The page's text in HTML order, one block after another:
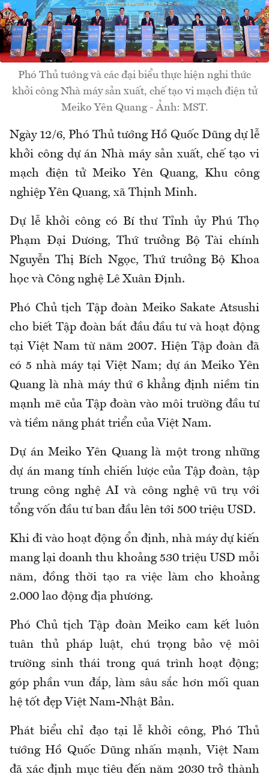
Phó Thủ tướng và các đại biểu thực hiện nghi thức
khởi công Nhà máy sản xuất, chế tạo vi mạch điện tử
Meiko Yên Quang - Ảnh: MST.
Ngày 12/6, Phó Thủ tướng Hồ Quốc Dũng dự lễ
khởi công dự án Nhà máy sản xuất, chế tạo vi
mạch điện tử Meiko Yên Quang, Khu công
nghiệp Yên Quang, xã Thịnh Minh.
Dự lễ khởi công có Bí thư Tỉnh ủy Phú Thọ
Phạm Đại Dương, Thứ trưởng Bộ Tài chính
Nguyễn Thị Bích Ngọc, Thứ trưởng Bộ Khoa
học và Công nghệ Lê Xuân Định.
Phó Chủ tịch Tập đoàn Meiko Sakate Atsushi
cho biết Tập đoàn bắt đầu đầu tư và hoạt động
tại Việt Nam từ năm 2007. Hiện Tập đoàn đã
có 5 nhà máy tại Việt Nam; dự án Meiko Yên
Quang là nhà máy thứ 6 khẳng định niềm tin
mạnh mẽ của Tập đoàn vào môi trường đầu tư
và tiềm năng phát triển của Việt Nam.
Dự án Meiko Yên Quang là một trong những
dự án mang tính chiến lược của Tập đoàn, tập
trung công nghệ AI và công nghệ vũ trụ với
tổng vốn đầu tư ban đầu lên tới 500 triệu USD.
Khi đi vào hoạt động ổn định, nhà máy dự kiến
mang lại doanh thu khoảng 530 triệu USD mỗi
năm, đồng thời tạo ra việc làm cho khoảng
2.000 lao động địa phương.
Phó Chủ tịch Tập đoàn Meiko cam kết luôn
tuân thủ pháp luật, chú trọng bảo vệ môi
trường sinh thái trong quá trình hoạt động;
góp phần vun đắp, làm sâu sắc hơn mối quan
hệ tốt đẹp Việt Nam-Nhật Bản.
Phát biểu chỉ đạo tại lễ khởi công, Phó Thủ
tướng Hồ Quốc Dũng nhấn mạnh, Việt Nam
đã xác định mục tiêu đến năm 2030 trở thành